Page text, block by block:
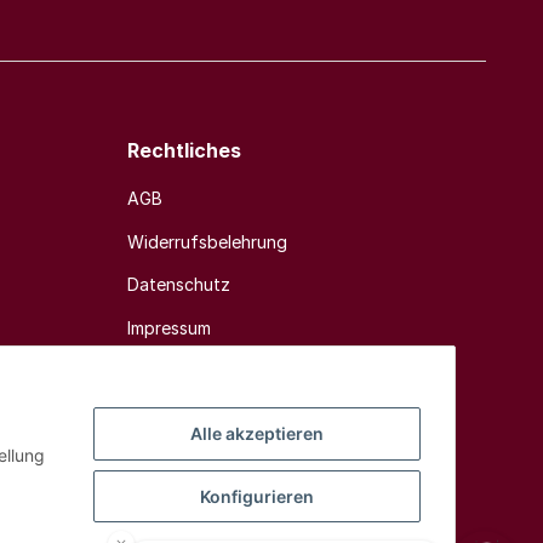
Alle akzeptieren
Konfigurieren
Rechtliches
AGB
Widerrufsbelehrung
Datenschutz
Impressum